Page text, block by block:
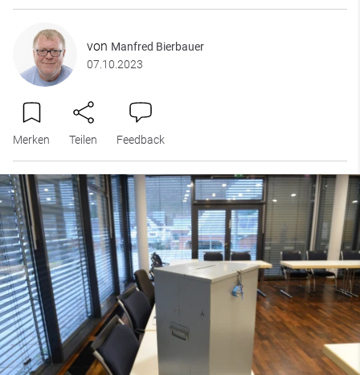
von Manfred Bierbauer
07.10.2023
Merken Teilen Feedback